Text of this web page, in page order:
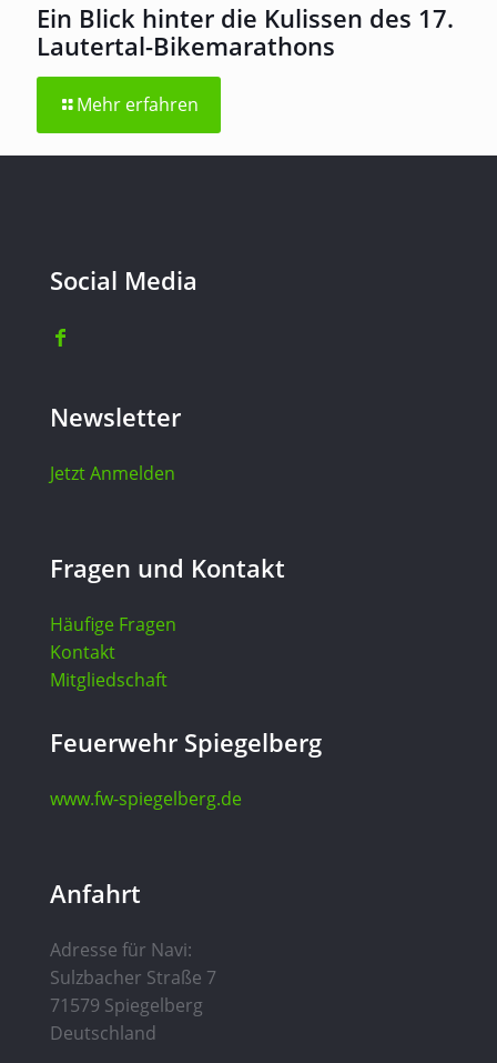
Ein Blick hinter die Kulissen des 17.
Lautertal-Bikemarathons
Mehr erfahren
Social Media
Newsletter
Jetzt Anmelden
Fragen und Kontakt
Häufige Fragen
Kontakt
Mitgliedschaft
Feuerwehr Spiegelberg
www.fw-spiegelberg.de
Anfahrt
Adresse für Navi:
Sulzbacher Straße 7
71579 Spiegelberg
Deutschland